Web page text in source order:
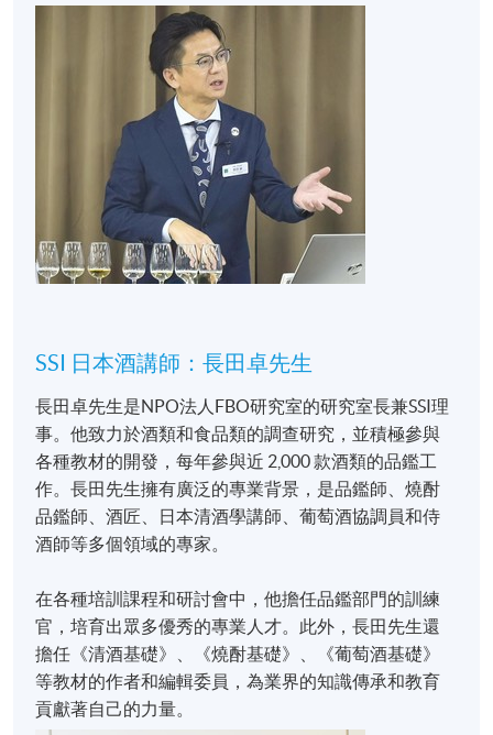
SSI 日本酒講師：長田卓先生
長田卓先生是NPO法人FBO研究室的研究室長兼SSI理
事。他致力於酒類和食品類的調查研究，並積極參與
各種教材的開發，每年參與近 2,000 款酒類的品鑑工
作。長田先生擁有廣泛的專業背景，是品鑑師、燒酎
品鑑師、酒匠、日本清酒學講師、葡萄酒協調員和侍
酒師等多個領域的專家。
在各種培訓課程和研討會中，他擔任品鑑部門的訓練
官，培育出眾多優秀的專業人才。此外，長田先生還
擔任《清酒基礎》、《燒酎基礎》、《葡萄酒基礎》
等教材的作者和編輯委員，為業界的知識傳承和教育
貢獻著自己的力量。